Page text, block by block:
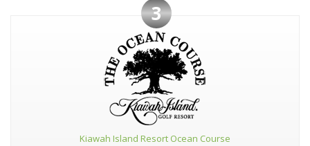
3
Kiawah Island Resort Ocean Course